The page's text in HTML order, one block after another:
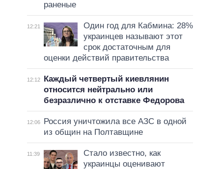
раненые
12:21
Один год для Кабмина: 28%
украинцев называют этот
срок достаточным для
оценки действий правительства
12:12
Каждый четвертый киевлянин
относится нейтрально или
безразлично к отставке Федорова
12:06
Россия уничтожила все АЗС в одной
из общин на Полтавщине
11:39
Стало известно, как
украинцы оценивают